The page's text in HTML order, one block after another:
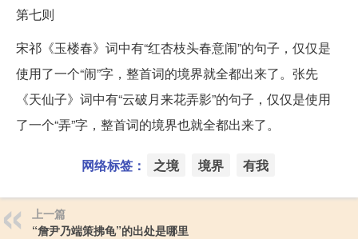
第七则
宋祁《玉楼春》词中有“红杏枝头春意闹”的句子，仅仅是
使用了一个“闹”字，整首词的境界就全都出来了。张先
《天仙子》词中有“云破月来花弄影”的句子，仅仅是使用
了一个“弄”字，整首词的境界也就全都出来了。
网络标签： 之境 境界 有我
上一篇
“詹尹乃端策拂龟”的出处是哪里